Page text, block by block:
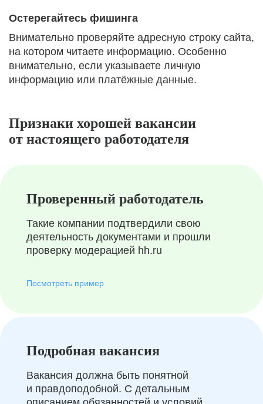
Остерегайтесь фишинга
Внимательно проверяйте адресную строку сайта,
на котором читаете информацию. Особенно
внимательно, если указываете личную
информацию или платёжные данные.
Признаки хорошей вакансии
от настоящего работодателя
Проверенный работодатель
Такие компании подтвердили свою
деятельность документами и прошли
проверку модерацией hh.ru
Посмотреть пример
Подробная вакансия
Вакансия должна быть понятной
и правдоподобной. С детальным